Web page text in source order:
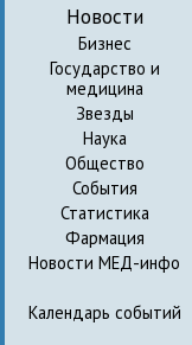
Новости
Бизнес
Государство и
медицина
Звезды
Наука
Общество
События
Статистика
Фармация
Новости МЕД-инфо
Календарь событий